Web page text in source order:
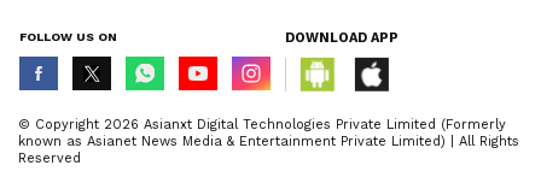
FOLLOW US ON DOWNLOAD APP
© Copyright 2026 Asianxt Digital Technologies Private Limited (Formerly
known as Asianet News Media & Entertainment Private Limited) | All Rights
Reserved